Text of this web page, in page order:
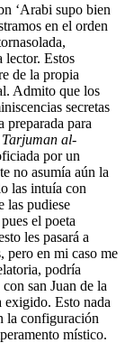
‘Arabi supo bien
en el orden
lector. Estos
de la propia
Admito que los
secretas
preparada para
Tarjuman al-
por un
no asumía aún la
las intuía con
las pudiese
el poeta
les pasará a
pero en mi caso me
podría
san Juan de la
exigido. Esto nada
la configuración
místico.